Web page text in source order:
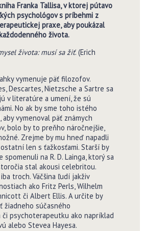
Franka Tallisa, v ktorej pútavo
psychológov s príbehmi z
praxe, aby poukázal
života.
života: musí sa žiť. (Erich
vymenuje päť filozofov.
Descartes, Nietzsche a Sartre sa
v literatúre a umení, že sú
No ak by sme toho istého
aby vymenoval päť známych
bolo by to preňho náročnejšie,
Zrejme by mu hneď napadli
len s ťažkosťami. Starší by
na R. D. Lainga, ktorý sa
stal akousi celebritou.
troch. Väčšina ľudí jakživ
ako Fritz Perls, Wilhelm
či Albert Ellis. A určite by
žiadneho súčasného
psychoterapeutku ako napríklad
alebo Stevea Hayesa.